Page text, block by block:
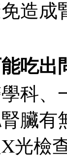
造成
吃
科
臟有
光檢